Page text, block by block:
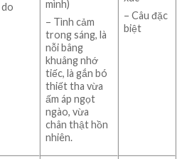
do
mình)
– Tình cảm
trong sáng, là
nỗi bâng
khuâng nhớ
tiếc, là gắn bó
thiết tha vừa
ấm áp ngọt
ngào, vừa
chân thật hồn
nhiên.
– Câu đặc
biệt